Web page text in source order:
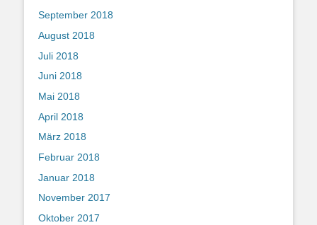
September 2018
August 2018
Juli 2018
Juni 2018
Mai 2018
April 2018
März 2018
Februar 2018
Januar 2018
November 2017
Oktober 2017